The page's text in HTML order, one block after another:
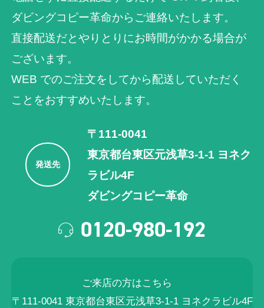
ダビングコピー革命からご連絡いたします。
直接配送だとやりとりにお時間がかかる場合が
ございます。
WEB でのご注⽂をしてから配送していただく
ことをおすすめいたします。
発送先
〒111-0041
東京都台東区元浅草3-1-1 ヨネク
ラビル4F
ダビングコピー革命
0120-980-192
ご来店の方はこちら
〒111-0041 東京都台東区元浅草3-1-1 ヨネクラビル4F